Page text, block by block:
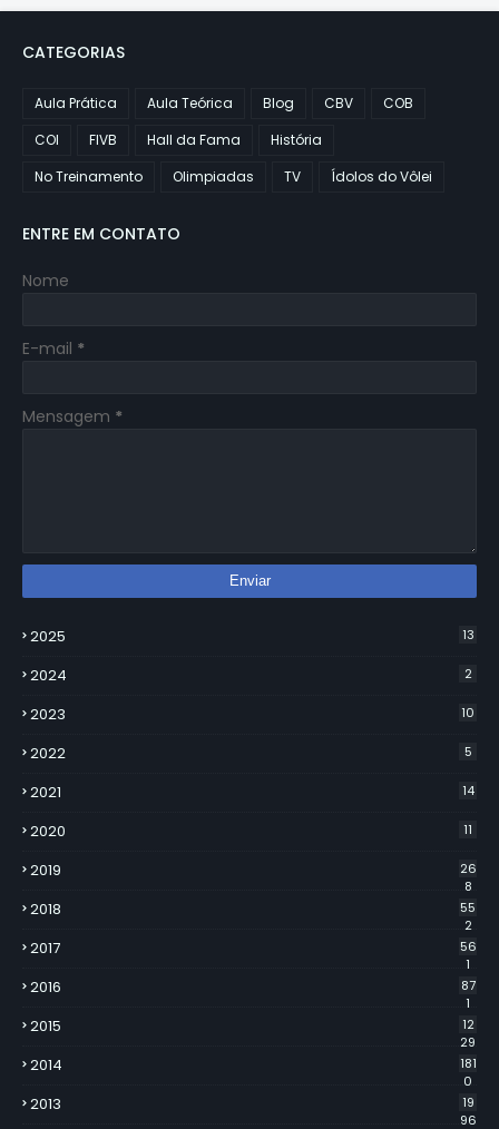
CATEGORIAS
Aula Prática Aula Teórica Blog CBV
COB
COI
FIVB Hall da Fama
História
No Treinamento
Olimpiadas TV Ídolos do Vôlei
ENTRE EM CONTATO
Nome
E-mail *
Mensagem *
2025 13
2024 2
2023 10
2022 5
2021 14
2020 11
2019
26
8
2018
55
2
2017
56
1
2016
87
1
2015
12
29
2014
181
0
2013
19
96